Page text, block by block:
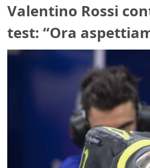
Valentino Rossi
test: “Ora